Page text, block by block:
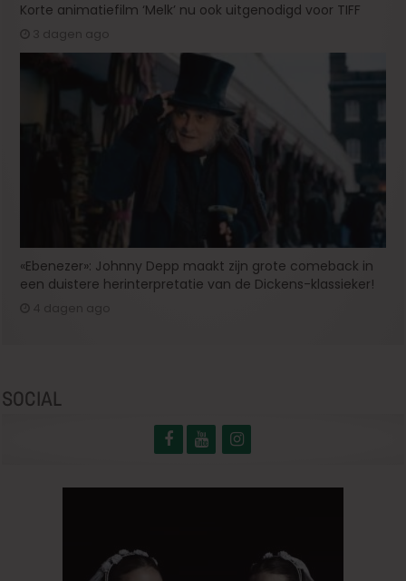
Korte animatiefilm ‘Melk’ nu ook uitgenodigd voor TIFF
3 dagen ago
«Ebenezer»: Johnny Depp maakt zijn grote comeback in
een duistere herinterpretatie van de Dickens-klassieker!
SOCIAL